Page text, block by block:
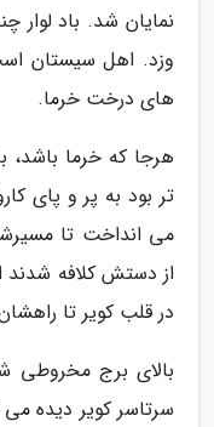
نمایان شد. باد
وزد. اهل سیستان
های درخت خرما.
هرجا که خرما
تر بود به پر و پای
می انداخت تا
از دستش کلافه شدند
در قلب کویر تا
سرتاسر کویر دیده